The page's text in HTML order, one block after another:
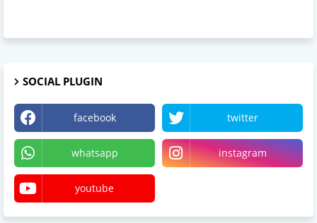
SOCIAL PLUGIN
facebook twitter
whatsapp instagram
youtube